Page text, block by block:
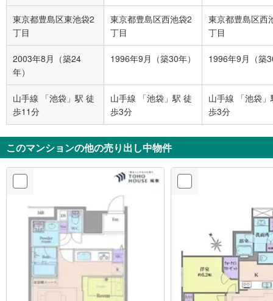
東京都豊島区東池袋2
丁目
東京都豊島区西池袋2
丁目
東京都豊島区西
丁目
2003年8月（築24
年）
1996年9月（築30年） 1996年9月（築
山手線 「池袋」駅 徒
歩11分
山手線 「池袋」駅 徒
歩3分
山手線 「池袋
歩3分
このマンションの他の売り出し中物件